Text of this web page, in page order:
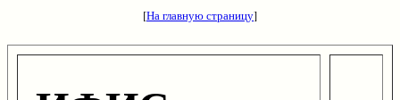
[На главную страницу]